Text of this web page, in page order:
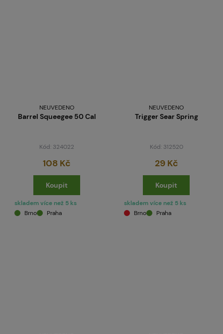
NEUVEDENO
Barrel Squeegee 50 Cal
Kód: 324022
108 Kč
Koupit
skladem více než 5 ks
Brno
Praha
NEUVEDENO
Trigger Sear Spring
Kód: 312520
29 Kč
Koupit
skladem více než 5 ks
Brno
Praha